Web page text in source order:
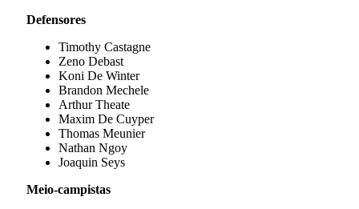
Defensores
Timothy Castagne
Zeno Debast
Koni De Winter
Brandon Mechele
Arthur Theate
Maxim De Cuyper
Thomas Meunier
Nathan Ngoy
Joaquin Seys
Meio-campistas